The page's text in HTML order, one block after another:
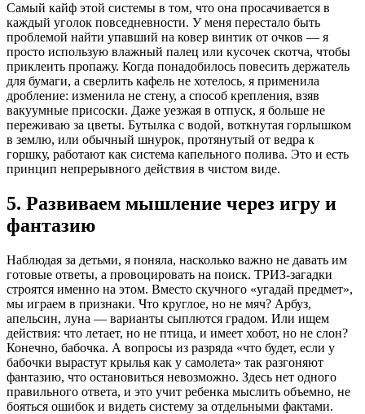
Самый кайф этой системы в том, что она просачивается в
каждый уголок повседневности. У меня перестало быть
проблемой найти упавший на ковер винтик от очков — я
просто использую влажный палец или кусочек скотча, чтобы
приклеить пропажу. Когда понадобилось повесить держатель
для бумаги, а сверлить кафель не хотелось, я применила
дробление: изменила не стену, а способ крепления, взяв
вакуумные присоски. Даже уезжая в отпуск, я больше не
переживаю за цветы. Бутылка с водой, воткнутая горлышком
в землю, или обычный шнурок, протянутый от ведра к
горшку, работают как система капельного полива. Это и есть
принцип непрерывного действия в чистом виде.
5. Развиваем мышление через игру и
фантазию
Наблюдая за детьми, я поняла, насколько важно не давать им
готовые ответы, а провоцировать на поиск. ТРИЗ-загадки
строятся именно на этом. Вместо скучного «угадай предмет»,
мы играем в признаки. Что круглое, но не мяч? Арбуз,
апельсин, луна — варианты сыплются градом. Или ищем
действия: что летает, но не птица, и имеет хобот, но не слон?
Конечно, бабочка. А вопросы из разряда «что будет, если у
бабочки вырастут крылья как у самолета» так разгоняют
фантазию, что остановиться невозможно. Здесь нет одного
правильного ответа, и это учит ребенка мыслить объемно, не
бояться ошибок и видеть систему за отдельными фактами.